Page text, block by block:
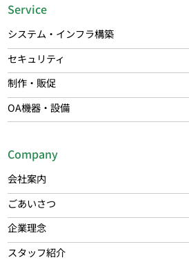
Service
システム・インフラ構築
セキュリティ
制作・販促
OA機器・設備
Company
会社案内
ごあいさつ
企業理念
スタッフ紹介